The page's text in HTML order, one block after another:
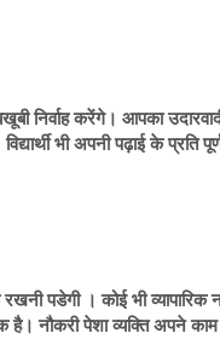
निर्वाह करेंगे। आपका
भी अपनी पढ़ाई के प्रति
पडेगी । कोई भी
नौकरी पेशा व्यक्ति अपने